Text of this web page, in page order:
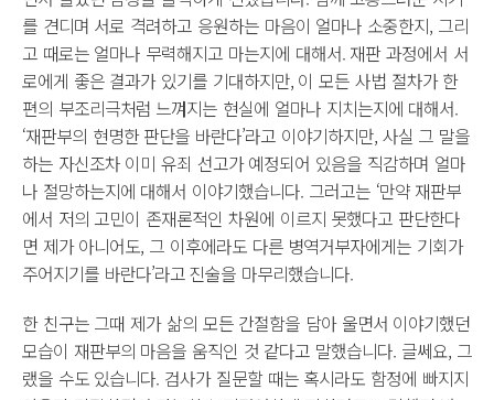
를 견디며 서로 격려하고 응원하는 마음이 얼마나 소중한지, 그리
고 때로는 얼마나 무력해지고 마는지에 대해서. 재판 과정에서 서
로에게 좋은 결과가 있기를 기대하지만, 이 모든 사법 절차가 한
편의 부조리극처럼 느껴지는 현실에 얼마나 지치는지에 대해서.
‘재판부의 현명한 판단을 바란다’라고 이야기하지만, 사실 그 말을
하는 자신조차 이미 유죄 선고가 예정되어 있음을 직감하며 얼마
나 절망하는지에 대해서 이야기했습니다. 그러고는 ‘만약 재판부
에서 저의 고민이 존재론적인 차원에 이르지 못했다고 판단한다
면 제가 아니어도, 그 이후에라도 다른 병역거부자에게는 기회가
주어지기를 바란다’라고 진술을 마무리했습니다.
한 친구는 그때 제가 삶의 모든 간절함을 담아 울면서 이야기했던
모습이 재판부의 마음을 움직인 것 같다고 말했습니다. 글쎄요, 그
랬을 수도 있습니다. 검사가 질문할 때는 혹시라도 함정에 빠지지